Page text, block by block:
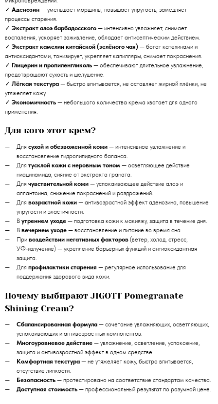
✓ Аденозин — уменьшает морщины, повышает упругость, замедляет
процессы старения.
✓ Экстракт алоэ барбадосского — интенсивно увлажняет, снимает
воспаления, ускоряет заживление, обладает антисептическим действием.
✓ Экстракт камелии китайской (зелёного чая) — богат катехинами и
антиоксидантами, тонизирует, укрепляет капилляры, снимает покраснения.
✓ Глицерин и пропиленгликоль — обеспечивают длительное увлажнение,
предотвращают сухость и шелушение.
✓ Лёгкая текстура — быстро впитывается, не оставляет жирной плёнки, не
утяжеляет кожу.
✓ Экономичность — небольшого количества крема хватает для одного
применения.
Для кого этот крем?
Для сухой и обезвоженной кожи — интенсивное увлажнение и
восстановление гидролипидного баланса.
Для тусклой кожи с неровным тоном — осветляющее действие
ниацинамида, сияние от экстракта граната.
Для чувствительной кожи — успокаивающее действие алоэ и
аллантоина, снижение покраснений и раздражений.
Для возрастной кожи — антивозрастной эффект аденозина, повышение
упругости и эластичности.
В утреннем уходе — подготовка кожи к макияжу, защита в течение дня.
В вечернем уходе — восстановление и питание во время сна.
При воздействии негативных факторов (ветер, холод, стресс,
УФ‑излучение) — укрепление барьерных функций и антиоксидантная
защита.
Для профилактики старения — регулярное использование для
поддержания здорового вида кожи.
Почему выбирают JIGOTT Pomegranate
Shining Cream?
Сбалансированная формула — сочетание увлажняющих, осветляющих,
успокаивающих и антивозрастных компонентов.
Многоуровневое действие — увлажнение, осветление, успокоение,
защита и антивозрастной эффект в одном средстве.
Комфортная текстура — не утяжеляет кожу, быстро впитывается,
отсутствие липкости.
Безопасность — протестировано на соответствие стандартам качества.
Доступная стоимость — профессиональный результат по разумной цене.